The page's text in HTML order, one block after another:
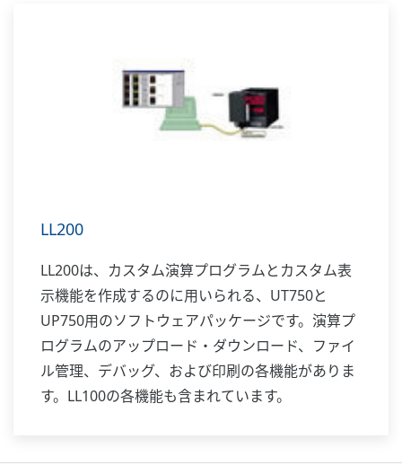
LL200
LL200は、カスタム演算プログラムとカスタム表
示機能を作成するのに用いられる、UT750と
UP750用のソフトウェアパッケージです。演算プ
ログラムのアップロード・ダウンロード、ファイ
ル管理、デバッグ、および印刷の各機能がありま
す。LL100の各機能も含まれています。